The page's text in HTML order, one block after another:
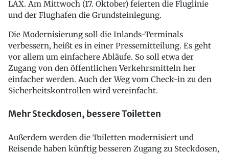
LAX. Am Mittwoch (17. Oktober) feierten die Fluglinie
und der Flughafen die Grundsteinlegung.
Die Modernisierung soll die Inlands-Terminals
verbessern, heißt es in einer Pressemitteilung. Es geht
vor allem um einfachere Abläufe. So soll etwa der
Zugang von den öffentlichen Verkehrsmitteln her
einfacher werden. Auch der Weg vom Check-in zu den
Sicherheitskontrollen wird vereinfacht.
Mehr Steckdosen, bessere Toiletten
Außerdem werden die Toiletten modernisiert und
Reisende haben künftig besseren Zugang zu Steckdosen,